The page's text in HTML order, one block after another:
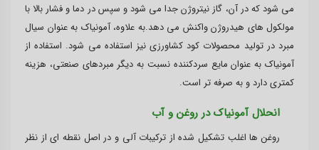
می شود که در آن، گاز نیتروژن جدا می شود و سپس در دما و فشار بالا با
مولکول های هیدروژن واکنش می دهد.به علاوه، آمونیاک به عنوان سیال
مبرد در تولید محصولات کود کشاورزی نیز استفاده می شود. استفاده از
آمونیاک به عنوان مایع سردکننده نسبت به دیگر مبردهای صنعتی، هزینه
کمتری دارد و به صرفه تر است.
انحلال آمونیاک در روغن و آب
روغن ها اغلب تشکیل شده از ترکیبات آلی و در اصل نقطه ای از نظر